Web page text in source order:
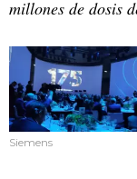
millones de dosis
Siemens